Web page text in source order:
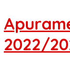
2022/